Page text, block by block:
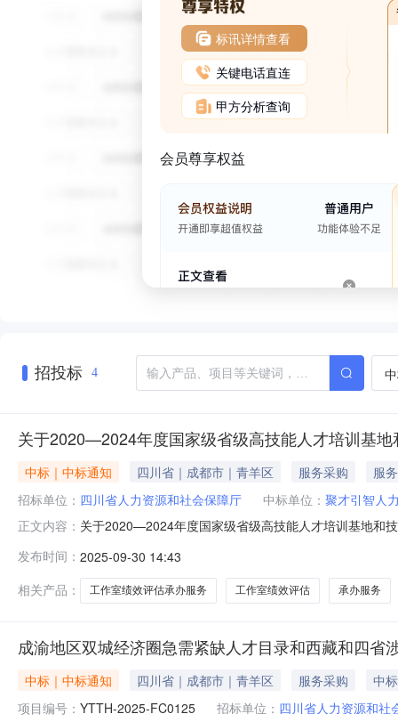
标讯详情查看
关键电话直连
甲方分析查询
会员尊享权益
招投标 4
关于2020—2024年度国家级省级高技能人才培训基
中标｜中标通知 四川省｜成都市｜青羊区 服务采购
服务
招标单位： 四川省人力资源和社会保障厅 中标单位： 聚才引智人
正文内容： 关于2020—2024年度国家级省级高技能人才培训基地和
拟确定为2020—2024年度国家级省级高技能人才培训基
发布时间： 2025-09-30 14:43
相关产品：
工作室绩效评估承办服务 工作室绩效评估 承办服务
成渝地区双城经济圈急需紧缺人才目录和西藏和四
中标｜中标通知 四川省｜成都市｜青羊区 服务采购
中
项目编号： YTTH-2025-FC0125 招标单位： 四川省人力资源和社